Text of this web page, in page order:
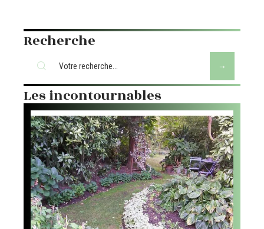
Recherche
Les incontournables